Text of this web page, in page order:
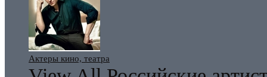
Актеры кино, театра